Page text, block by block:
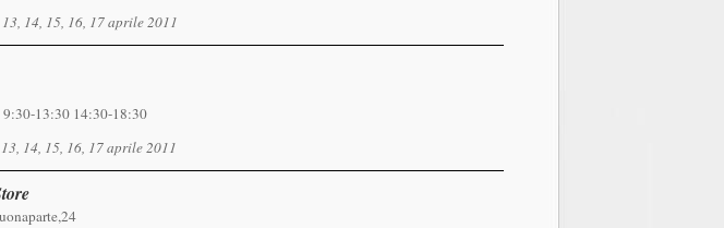
14, 15, 16, 17 aprile 2011
13:30 14:30-18:30
14, 15, 16, 17 aprile 2011